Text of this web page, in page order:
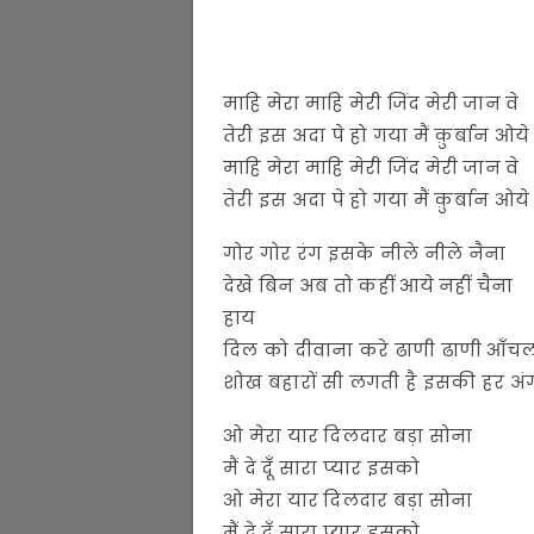
माहि मेरा माहि मेरी जिंद मेरी जान वे
तेरी इस अदा पे हो गया मैं क़ुर्बान ओये
माहि मेरा माहि मेरी जिंद मेरी जान वे
तेरी इस अदा पे हो गया मैं क़ुर्बान ओये
गोर गोर रंग इसके नीले नीले नैना
देखे बिन अब तो कहीं आये नहीं चैना
हाय
दिल को दीवाना करे ढाणी ढाणी
शोख बहारों सी लगती है इसकी हर
ओ मेरा यार दिलदार बड़ा सोना
मैं दे दूँ सारा प्यार इसको
ओ मेरा यार दिलदार बड़ा सोना